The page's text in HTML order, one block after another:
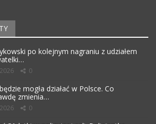
po kolejnym nagraniu z udziałem
0
mogła działać w Polsce. Co
zmienia…
0